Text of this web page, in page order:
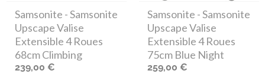
Samsonite - Samsonite
Upscape Valise
Extensible 4 Roues
68cm Climbing
239,00 €
Samsonite - Samsonite
Upscape Valise
Extensible 4 Roues
75cm Blue Night
259,00 €